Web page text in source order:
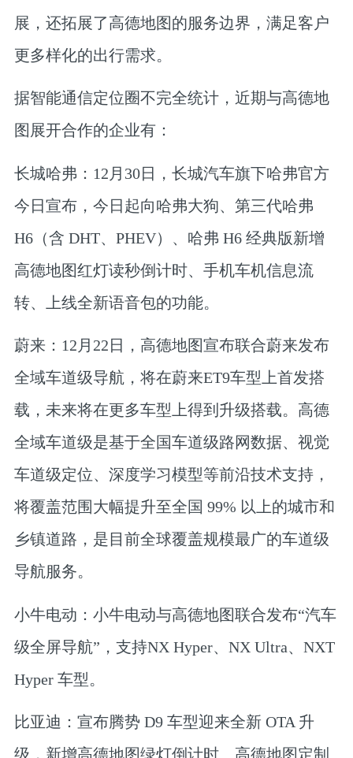
展，还拓展了高德地图的服务边界，满足客户
更多样化的出行需求。
据智能通信定位圈不完全统计，近期与高德地
图展开合作的企业有：
长城哈弗 ： 12月30日，长城汽车旗下哈弗官方
今日宣布，今日起向哈弗大狗、第三代哈弗
H6（含 DHT、PHEV）、哈弗 H6 经典版新增
高德地图红灯读秒倒计时、手机车机信息流
转、上线全新语音包的功能。
蔚来： 12月22日，高德地图宣布联合蔚来发布
全域车道级导航 ，将在蔚来ET9车型上首发搭
载，未来将在更多车型上得到升级搭载。高德
全域车道级是基于全国车道级路网数据、视觉
车道级定位、深度学习模型等前沿技术支持，
将覆盖范围大幅提升至全国 99% 以上的城市和
乡镇道路 ，是目前全球覆盖规模最广的车道级
导航服务。
小牛电动 ： 小牛电动与高德地图联合发布“汽车
级全屏导航”，支持NX Hyper、NX Ultra、NXT
Hyper 车型。
比亚迪 ： 宣布腾势 D9 车型迎来全新 OTA 升
级，新增高德地图绿灯倒计时、高德地图定制